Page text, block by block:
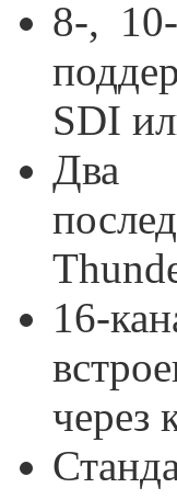
8-,
SDI
Два
16-
через